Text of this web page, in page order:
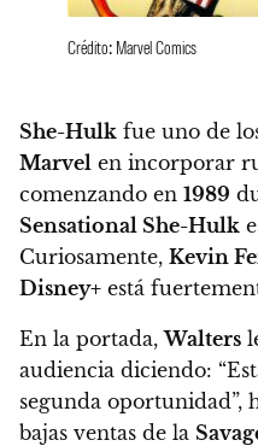
Crédito: Marvel Comics
She-Hulk fue uno de
Marvel en incorporar
comenzando en 1989
Sensational She-Hulk
Curiosamente, Kevin
Disney+ está
En la portada,Walters
audiencia diciendo:
segunda oportunidad”,
bajas ventas de la